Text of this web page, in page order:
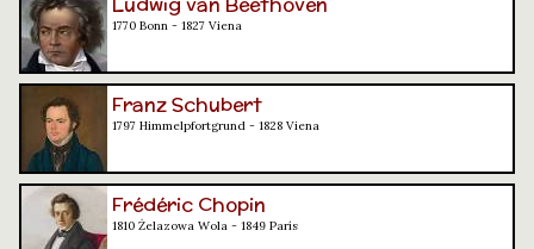
1770 Bonn - 1827 Viena
Franz Schubert
1797 Himmelpfortgrund - 1828 Viena
Frédéric Chopin
1810 Żelazowa Wola - 1849 París